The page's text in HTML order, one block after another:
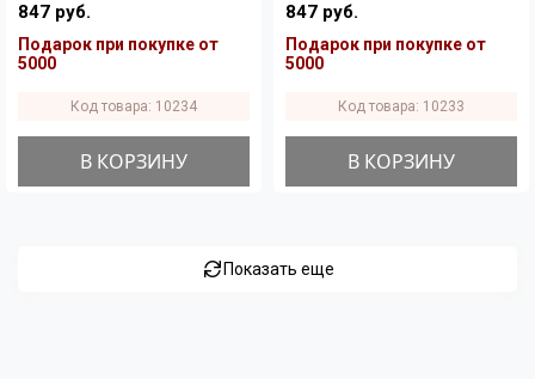
847 руб.
Подарок при покупке от
5000
Код товара: 10234
В КОРЗИНУ
847 руб.
Подарок при покупке от
5000
Код товара: 10233
В КОРЗИНУ
Показать еще